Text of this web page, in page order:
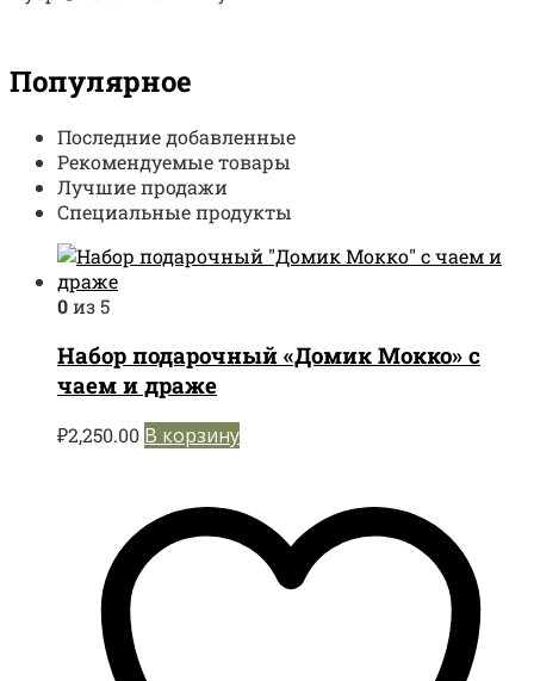
Популярное
Последние добавленные
Рекомендуемые товары
Лучшие продажи
Специальные продукты
0из 5
Набор подарочный «Домик Мокко» с
чаем и драже
₽2,250.00 В корзину